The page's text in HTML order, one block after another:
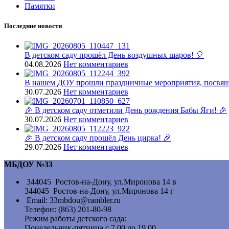
Памятки
Последние новости
В детском саду прошёл День воздушных шаров! 🎈
04.08.2026 Нет комментариев
В нашем ДОУ прошли праздничные мероприятия,
30.07.2026 Нет комментариев
🎉 В детском саду отметили День рождения Бабы Яги! 🎉
30.07.2026 Нет комментариев
🎉 В детском саду прошёл День цирка! 🎉
29.07.2026 Нет комментариев
МБДОУ №33
344045 Ростов-на-Дону, ул.Миронова 14 в
344045 Ростов-на-Дону, ул.Миронова 14 г
Email: 33mbdou@rambler.ru
Телефон: (863) 201-80-98
Режим работы детского сада: